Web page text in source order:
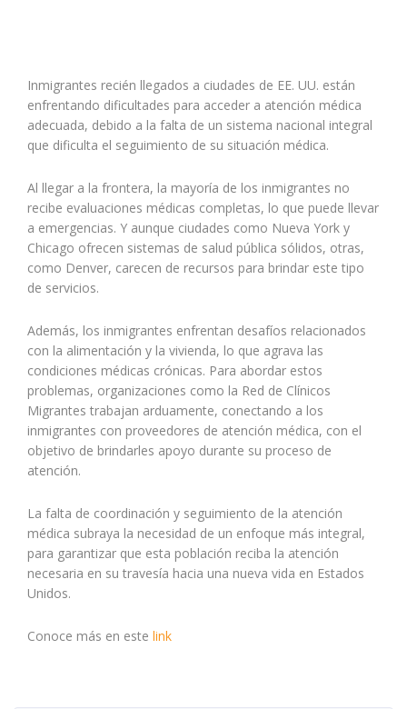
Inmigrantes recién llegados a ciudades de EE. UU. están
enfrentando dificultades para acceder a atención médica
adecuada, debido a la falta de un sistema nacional integral
que dificulta el seguimiento de su situación médica.
Al llegar a la frontera, la mayoría de los inmigrantes no
recibe evaluaciones médicas completas, lo que puede llevar
a emergencias. Y aunque ciudades como Nueva York y
Chicago ofrecen sistemas de salud pública sólidos, otras,
como Denver, carecen de recursos para brindar este tipo
de servicios.
Además, los inmigrantes enfrentan desafíos relacionados
con la alimentación y la vivienda, lo que agrava las
condiciones médicas crónicas. Para abordar estos
problemas, organizaciones como la Red de Clínicos
Migrantes trabajan arduamente, conectando a los
inmigrantes con proveedores de atención médica, con el
objetivo de brindarles apoyo durante su proceso de
atención.
La falta de coordinación y seguimiento de la atención
médica subraya la necesidad de un enfoque más integral,
para garantizar que esta población reciba la atención
necesaria en su travesía hacia una nueva vida en Estados
Unidos.
Conoce más en este link